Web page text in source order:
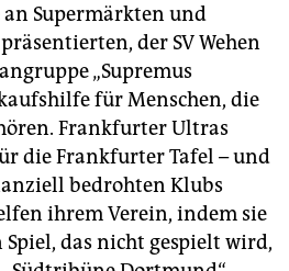
an Supermärkten und
der SV Wehen
„Supremus
für Menschen, die
Frankfurter Ultras
die Frankfurter Tafel – und
bedrohten Klubs
ihrem Verein, indem sie
das nicht gespielt wird,